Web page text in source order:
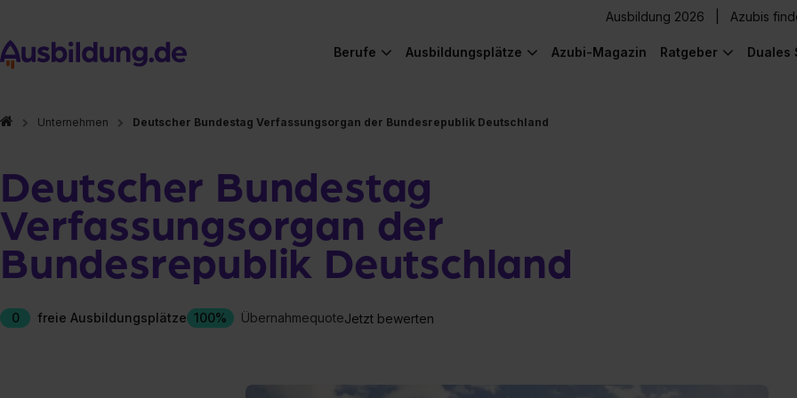
Ausbildung 2026 Azubis
Berufe Ausbildungsplätze Azubi-Magazin Ratgeber Duales
Unternehmen Deutscher Bundestag Verfassungsorgan der Bundesrepublik Deutschland
Deutscher Bundestag
Verfassungsorgan der
Bundesrepublik Deutschland
0 freie Ausbildungsplätze 100% ÜbernahmequoteJetzt bewerten